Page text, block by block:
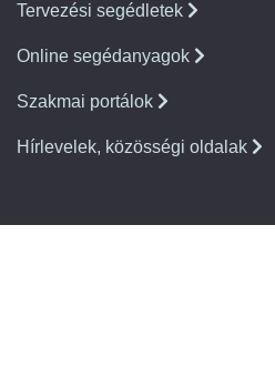
Tervezési segédletek
Online segédanyagok
Szakmai portálok
Hírlevelek, közösségi oldalak